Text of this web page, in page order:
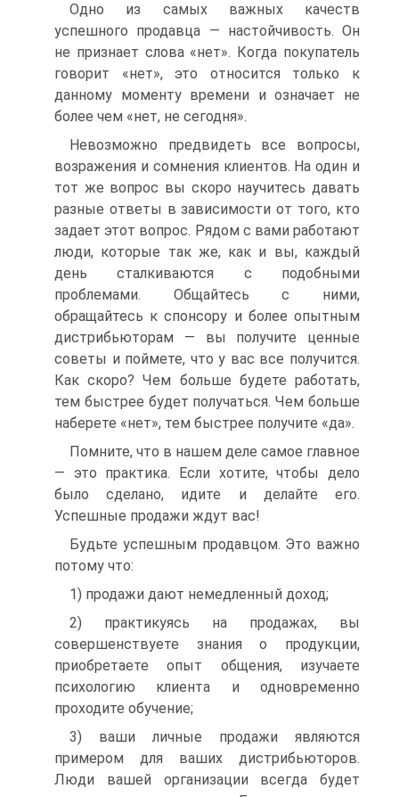
Одно из самых важных качеств
успешного продавца — настойчивость. Он
не признает слова «нет». Когда покупатель
говорит «нет», это относится только к
данному моменту времени и означает не
более чем «нет, не сегодня».
Невозможно предвидеть все вопросы,
возражения и сомнения клиентов. На один и
тот же вопрос вы скоро научитесь давать
разные ответы в зависимости от того, кто
задает этот вопрос. Рядом с вами работают
люди, которые так же, как и вы, каждый
день сталкиваются с подобными
проблемами. Общайтесь с ними,
обращайтесь к спонсору и более опытным
дистрибьюторам — вы получите ценные
советы и поймете, что у вас все получится.
Как скоро? Чем больше будете работать,
тем быстрее будет получаться. Чем больше
наберете «нет», тем быстрее получите «да».
Помните, что в нашем деле самое главное
— это практика. Если хотите, чтобы дело
было сделано, идите и делайте его.
Успешные продажи ждут вас!
Будьте успешным продавцом. Это важно
потому что:
1) продажи дают немедленный доход;
2) практикуясь на продажах, вы
совершенствуете знания о продукции,
приобретаете опыт общения, изучаете
психологию клиента и одновременно
проходите обучение;
3) ваши личные продажи являются
примером для ваших дистрибьюторов.
Люди вашей организации всегда будет